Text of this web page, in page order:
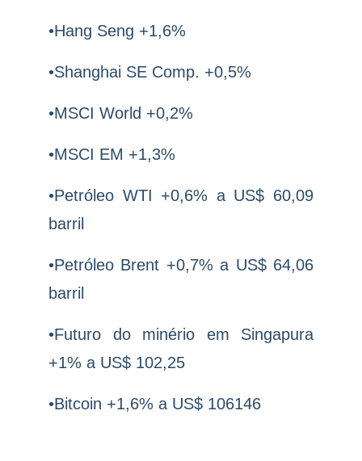
•Hang Seng +1,6%
•Shanghai SE Comp. +0,5%
•MSCI World +0,2%
•MSCI EM +1,3%
•Petróleo WTI +0,6% a US$ 60,09
barril
•Petróleo Brent +0,7% a US$ 64,06
barril
•Futuro do minério em Singapura
+1% a US$ 102,25
•Bitcoin +1,6% a US$ 106146